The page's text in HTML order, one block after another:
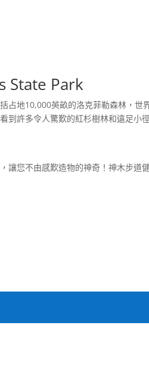
State Park
占地10,000英畝的洛克菲勒森林，世
許多令人驚歎的紅杉樹林和遠足小
讓您不由感歎造物的神奇！神木步道